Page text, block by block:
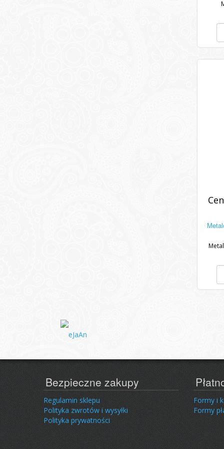
Bezpieczne zakupy
Regulamin sklepu
Polityka zwrotów i wysyłki
Polityka prywatności
Formy i
Formy